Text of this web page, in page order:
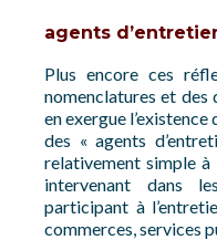
agents
Plus encore ces
nomenclatures et
en exergue
des « agents
relativement simple à
intervenant dans
participant à
commerces, services